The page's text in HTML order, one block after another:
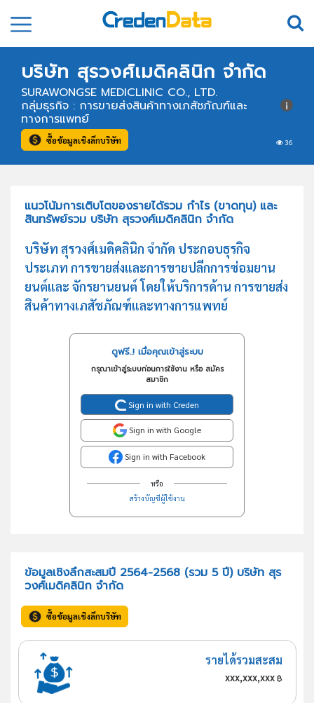
บริษัท สุรวงศ์เมดิคลินิก จำกัด
SURAWONGSE MEDICLINIC CO., LTD.
36
กลุ่มธุรกิจ : การขายส่งสินค้าทางเภสัชภัณฑ์และ
ทางการแพทย์
ซื้อข้อมูลเชิงลึกบริษัท
แนวโน้มการเติบโตของรายได้รวม กำไร (ขาดทุน) และ
สินทรัพย์รวม บริษัท สุรวงศ์เมดิคลินิก จำกัด
บริษัท สุรวงศ์เมดิคลินิก จำกัด ประกอบธุรกิจ
ประเภท การขายส่งและการขายปลีกการซ่อมยาน
ยนต์และ จักรยานยนต์ โดยให้บริการด้าน การขายส่ง
สินค้าทางเภสัชภัณฑ์และทางการแพทย์
ดูฟรี..! เมื่อคุณเข้าสู่ระบบ
กรุณาเข้าสู่ระบบก่อนการใช้งาน หรือ สมัคร
สมาชิก
Sign in with Creden
Sign in with Google
Sign in with Facebook
หรือ
สร้างบัญชีผู้ใช้งาน
ข้อมูลเชิงลึกสะสมปี 2564-2568 (รวม 5 ปี) บริษัท สุร
วงศ์เมดิคลินิก จำกัด
ซื้อข้อมูลเชิงลึกบริษัท
รายได้รวมสะสม
xxx,xxx,xxx฿